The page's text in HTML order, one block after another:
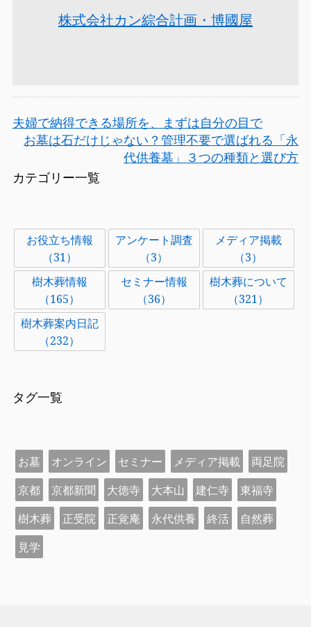
株式会社カン綜合計画・博國屋
夫婦で納得できる場所を、まずは自分の目で
お墓は石だけじゃない？管理不要で選ばれる「永
代供養墓」３つの種類と選び方
カテゴリー一覧
お役立ち情報
（31）
アンケート調査
（3）
メディア掲載
（3）
樹木葬情報
（165）
セミナー情報
（36）
樹木葬について
（321）
樹木葬案内日記
（232）
タグ一覧
お墓 オンライン セミナー メディア掲載
両足院
京都
京都新聞 大徳寺 大本山 建仁寺
東福寺
樹木葬
正受院 正覚庵 永代供養 終活
自然葬
見学